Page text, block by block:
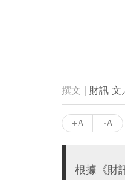
財訊 文
+A -A
根據《財